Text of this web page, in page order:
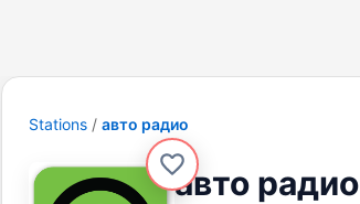
Stations авто радио
авто радио